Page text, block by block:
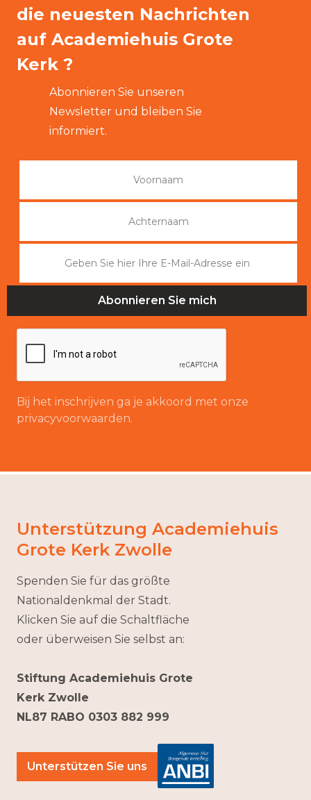
die neuesten Nachrichten
auf Academiehuis Grote
Kerk ?
Abonnieren Sie unseren
Newsletter und bleiben Sie
informiert.
Bij het inschrijven ga je akkoord met onze
privacyvoorwaarden.
Unterstützung Academiehuis
Grote Kerk Zwolle
Spenden Sie für das größte
Nationaldenkmal der Stadt.
Klicken Sie auf die Schaltfläche
oder überweisen Sie selbst an:
Stiftung Academiehuis Grote
Kerk Zwolle
NL87 RABO 0303 882 999
Unterstützen Sie uns